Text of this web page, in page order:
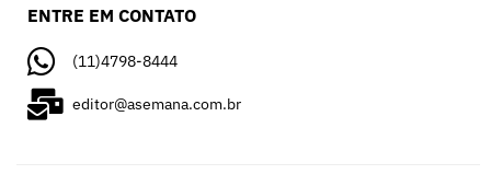
ENTRE EM CONTATO
(11)4798-8444
editor@asemana.com.br